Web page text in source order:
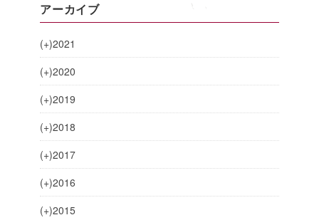
アーカイブ
(+)2021
(+)2020
(+)2019
(+)2018
(+)2017
(+)2016
(+)2015